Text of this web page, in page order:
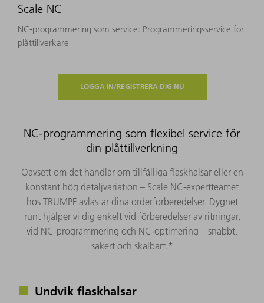
Scale NC
NC-programmering som service: Programmeringsservice för
plåttillverkare
LOGGA IN/REGISTRERA DIG NU
NC-programmering som flexibel service för
din plåttillverkning
Oavsett om det handlar om tillfälliga flaskhalsar eller en
konstant hög detaljvariation – Scale NC-expertteamet
hos TRUMPF avlastar dina orderförberedelser. Dygnet
runt hjälper vi dig enkelt vid förberedelser av ritningar,
vid NC-programmering och NC-optimering – snabbt,
säkert och skalbart.*
Undvik flaskhalsar